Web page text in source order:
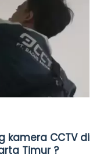
kamera CCTV di
Timur ?